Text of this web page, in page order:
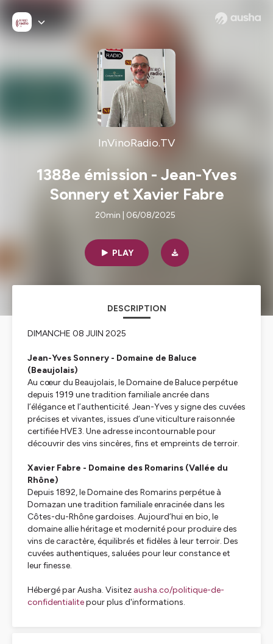
InVinoRadio.TV
1388e émission - Jean-Yves
Sonnery et Xavier Fabre
20min | 06/08/2025
PLAY
DESCRIPTION
DIMANCHE 08 JUIN 2025
Jean-Yves Sonnery - Domaine de Baluce
(Beaujolais)
Au cœur du Beaujolais, le Domaine de Baluce perpétue
depuis 1919 une tradition familiale ancrée dans
l’élégance et l’authenticité. Jean-Yves y signe des cuvées
précises et vivantes, issues d’une viticulture raisonnée
certifiée HVE3. Une adresse incontournable pour
découvrir des vins sincères, fins et empreints de terroir.
Xavier Fabre - Domaine des Romarins (Vallée du
Rhône)
Depuis 1892, le Domaine des Romarins perpétue à
Domazan une tradition familiale enracinée dans les
Côtes-du-Rhône gardoises. Aujourd’hui en bio, le
domaine allie héritage et modernité pour produire des
vins de caractère, équilibrés et fidèles à leur terroir. Des
cuvées authentiques, saluées pour leur constance et
leur finesse.
Hébergé par Ausha. Visitez ausha.co/politique-de-
confidentialitepour plus d'informations.